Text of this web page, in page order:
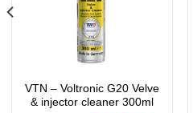
VTN – Voltronic G20 Velve
& injector cleaner 300ml